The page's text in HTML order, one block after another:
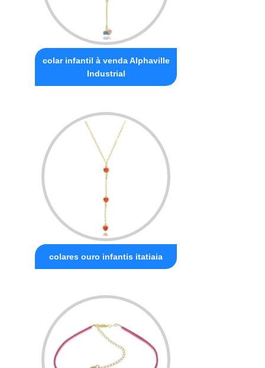
colar infantil à venda Alphaville
Industrial
colares ouro infantis itatiaia